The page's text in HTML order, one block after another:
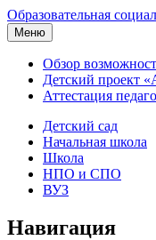
Образовательная
Меню
Обзор
Детский проект
Аттестация
Детский сад
Начальная школа
Школа
НПО и СПО
ВУЗ
Навигация